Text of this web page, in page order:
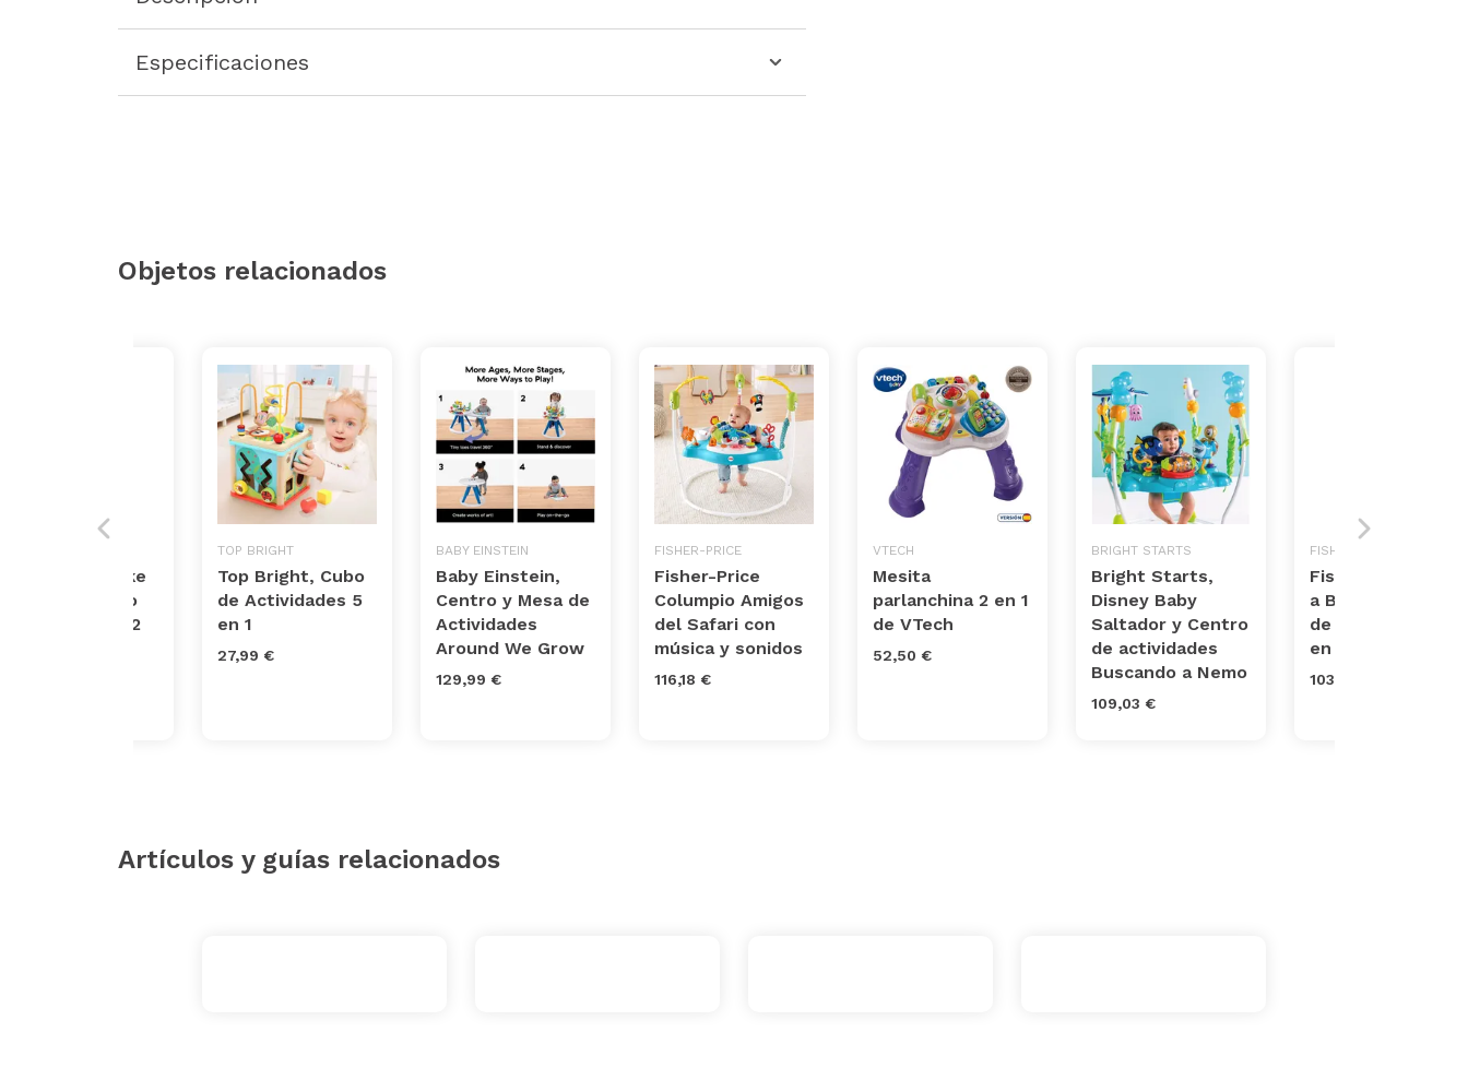
Especificaciones
Objetos relacionados
Price Like
Boss - Centro
actividades 2
TOP BRIGHT
Top Bright, Cubo
de Actividades 5
en 1
27,99 €
BABY EINSTEIN
Baby Einstein,
Centro y Mesa de
Actividades
Around We Grow
129,99 €
FISHER-PRICE
Fisher-Price
Columpio Amigos
del Safari con
música y sonidos
116,18 €
VTECH
Mesita
parlanchina 2 en 1
de VTech
52,50 €
BRIGHT STARTS
Bright Starts,
Disney Baby
Saltador y Centro
de actividades
Buscando a Nemo
109,03 €
FISHER-PRICE
Fisher-Price Like
a Boss - Centro
de actividades 2
en 1
103,72 €
Artículos y guías relacionados